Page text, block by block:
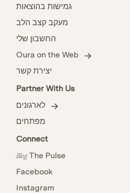
גמישות בהוצאות
מעקב קצב הלב
החשבון שלי
Oura on the Web
יצירת קשר
Partner With Us
לארגונים
מפתחים
Connect
The Pulse
Blog
Facebook
Instagram